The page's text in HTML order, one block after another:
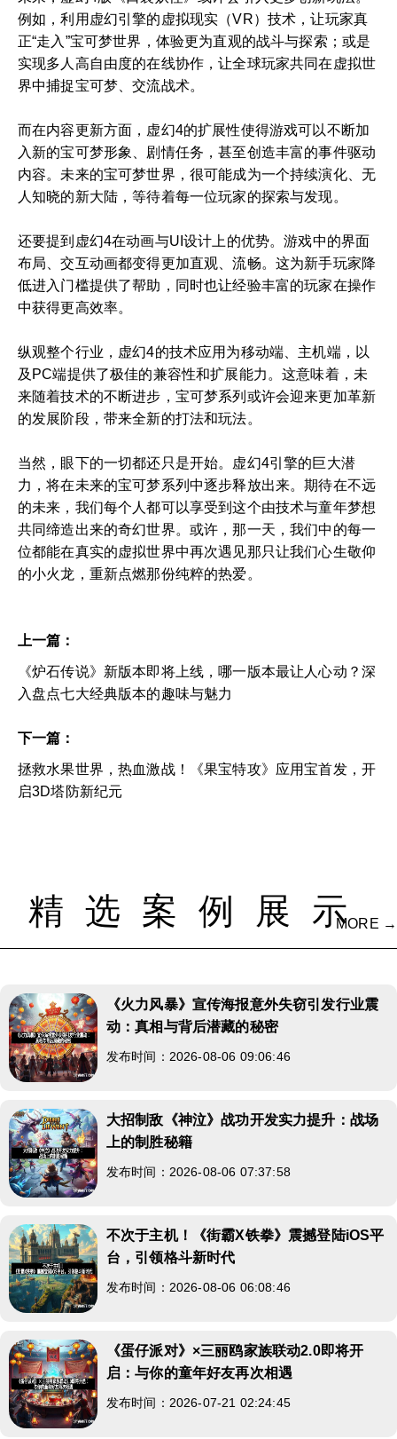
例如，利用虚幻引擎的虚拟现实（VR）技术，让玩家真
正“走入”宝可梦世界，体验更为直观的战斗与探索；或是
实现多人高自由度的在线协作，让全球玩家共同在虚拟世
界中捕捉宝可梦、交流战术。
而在内容更新方面，虚幻4的扩展性使得游戏可以不断加
入新的宝可梦形象、剧情任务，甚至创造丰富的事件驱动
内容。未来的宝可梦世界，很可能成为一个持续演化、无
人知晓的新大陆，等待着每一位玩家的探索与发现。
还要提到虚幻4在动画与UI设计上的优势。游戏中的界面
布局、交互动画都变得更加直观、流畅。这为新手玩家降
低进入门槛提供了帮助，同时也让经验丰富的玩家在操作
中获得更高效率。
纵观整个行业，虚幻4的技术应用为移动端、主机端，以
及PC端提供了极佳的兼容性和扩展能力。这意味着，未
来随着技术的不断进步，宝可梦系列或许会迎来更加革新
的发展阶段，带来全新的打法和玩法。
当然，眼下的一切都还只是开始。虚幻4引擎的巨大潜
力，将在未来的宝可梦系列中逐步释放出来。期待在不远
的未来，我们每个人都可以享受到这个由技术与童年梦想
共同缔造出来的奇幻世界。或许，那一天，我们中的每一
位都能在真实的虚拟世界中再次遇见那只让我们心生敬仰
的小火龙，重新点燃那份纯粹的热爱。
上一篇：
《炉石传说》新版本即将上线，哪一版本最让人心动？深
入盘点七大经典版本的趣味与魅力
下一篇：
拯救水果世界，热血激战！《果宝特攻》应用宝首发，开
启3D塔防新纪元
精选案例展示MORE →
《火力风暴》宣传海报意外失窃引发行业震
动：真相与背后潜藏的秘密
发布时间：2026-08-06 09:06:46
大招制敌《神泣》战功开发实力提升：战场
上的制胜秘籍
发布时间：2026-08-06 07:37:58
不次于主机！《街霸X铁拳》震撼登陆iOS平
台，引领格斗新时代
发布时间：2026-08-06 06:08:46
《蛋仔派对》×三丽鸥家族联动2.0即将开
启：与你的童年好友再次相遇
发布时间：2026-07-21 02:24:45